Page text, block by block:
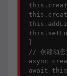
}
// 创建动态
async
await